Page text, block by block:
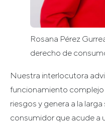
Rosana Pérez
derecho de
Nuestra interlocutora
funcionamiento
riesgos y genera a la
consumidor que acude a